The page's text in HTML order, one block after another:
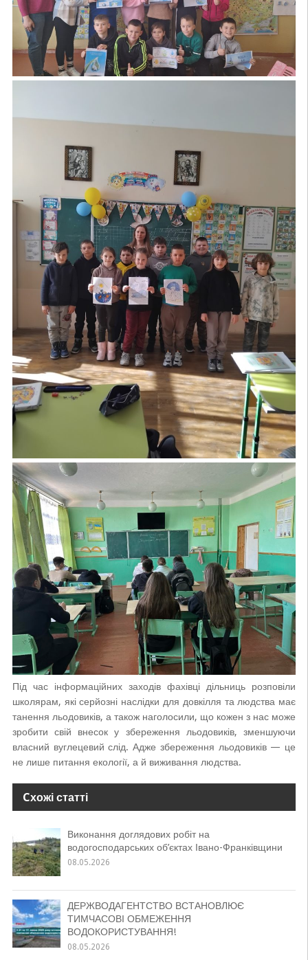
Під час інформаційних заходів фахівці дільниць розповіли
школярам, які серйозні наслідки для довкілля та людства має
танення льодовиків, а також наголосили, що кожен з нас може
зробити свій внесок у збереження льодовиків, зменшуючи
власний вуглецевий слід. Адже збереження льодовиків — це
не лише питання екології, а й виживання людства.
Cхожі статті
Виконання доглядових робіт на
водогосподарських об’єктах Івано-Франківщини
08.05.2026
ДЕРЖВОДАГЕНТСТВО ВСТАНОВЛЮЄ
ТИМЧАСОВІ ОБМЕЖЕННЯ
ВОДОКОРИСТУВАННЯ!
08.05.2026